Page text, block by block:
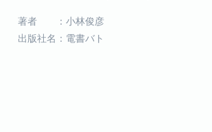
著者 ：小林俊彦
出版社名：電書バト